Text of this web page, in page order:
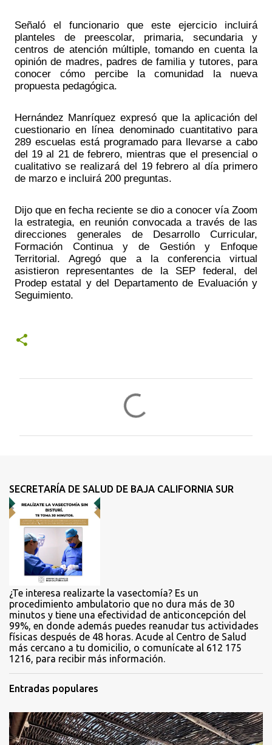
Señaló el funcionario que este ejercicio incluirá
planteles de preescolar, primaria, secundaria y
centros de atención múltiple, tomando en cuenta la
opinión de madres, padres de familia y tutores, para
conocer cómo percibe la comunidad la nueva
propuesta pedagógica.
Hernández Manríquez expresó que la aplicación del
cuestionario en línea denominado cuantitativo para
289 escuelas está programado para llevarse a cabo
del 19 al 21 de febrero, mientras que el presencial o
cualitativo se realizará del 19 febrero al día primero
de marzo e incluirá 200 preguntas.
Dijo que en fecha reciente se dio a conocer vía Zoom
la estrategia, en reunión convocada a través de las
direcciones generales de Desarrollo Curricular,
Formación Continua y de Gestión y Enfoque
Territorial. Agregó que a la conferencia virtual
asistieron representantes de la SEP federal, del
Prodep estatal y del Departamento de Evaluación y
Seguimiento.
t
r
o
SECRETARÍA DE SALUD DE BAJA CALIFORNIA SUR
¿Te interesa realizarte la vasectomía? Es un
procedimiento ambulatorio que no dura más de 30
minutos y tiene una efectividad de anticoncepción del
99%, en donde además puedes reanudar tus actividades
físicas después de 48 horas. Acude al Centro de Salud
más cercano a tu domicilio, o comunícate al 612 175
1216, para recibir más información.
Entradas populares